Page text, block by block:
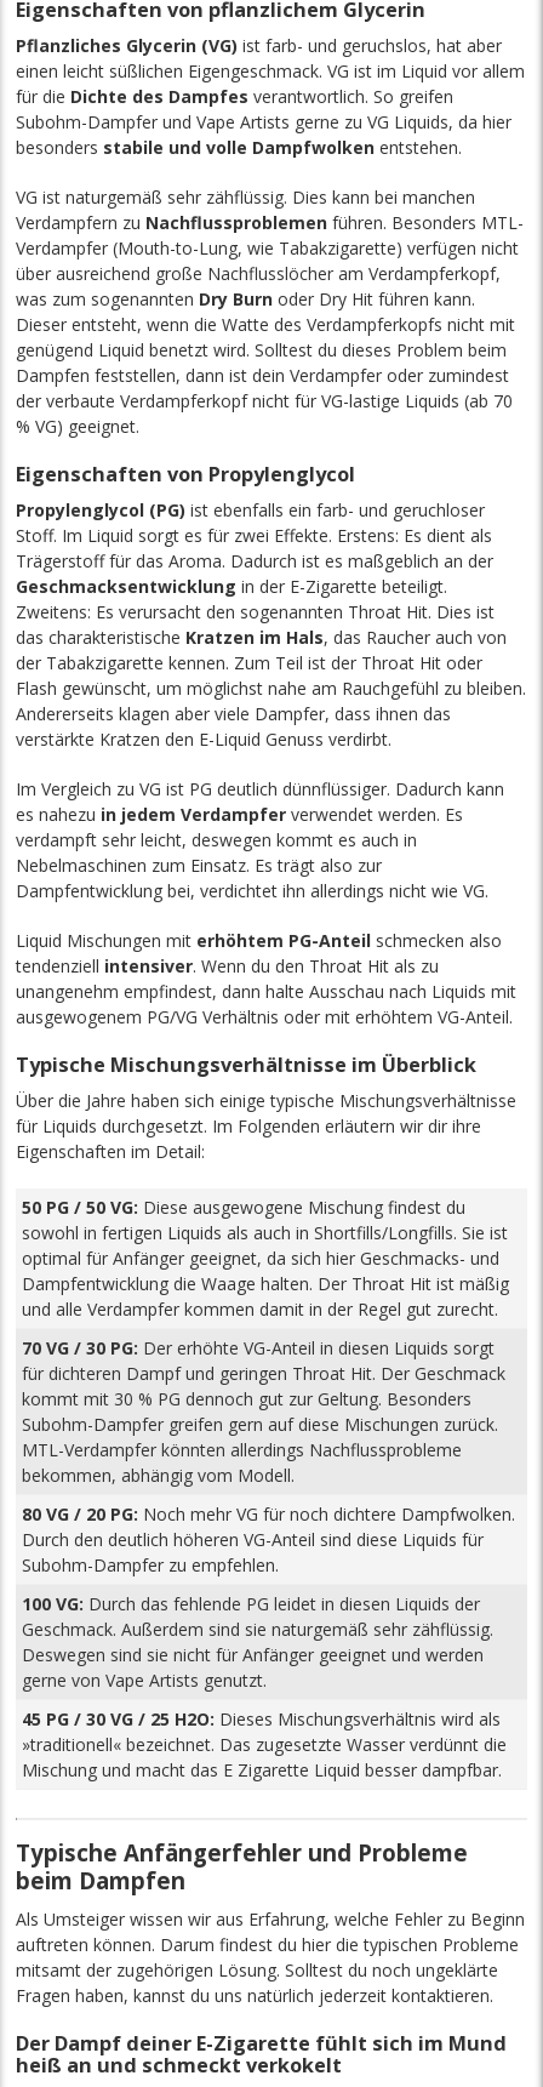
Eigenschaften von pflanzlichem Glycerin
Pflanzliches Glycerin (VG) ist farb- und geruchslos, hat aber
einen leicht süßlichen Eigengeschmack. VG ist im Liquid vor allem
für die Dichte des Dampfes verantwortlich. So greifen
Subohm-Dampfer und Vape Artists gerne zu VG Liquids, da hier
besonders stabile und volle Dampfwolken entstehen.
VG ist naturgemäß sehr zähflüssig. Dieskann bei manchen
Verdampfern zu Nachflussproblemen führen. Besonders MTL-
Verdampfer (Mouth-to-Lung, wie Tabakzigarette) verfügen nicht
über ausreichend große Nachflusslöcher am Verdampferkopf,
was zum sogenannten Dry Burn oder Dry Hit führen kann.
Dieser entsteht, wenn die Watte des Verdampferkopfs nicht mit
genügend Liquid benetzt wird. Solltest du dieses Problem beim
Dampfen feststellen, dann ist dein Verdampfer oder zumindest
der verbaute Verdampferkopf nicht für VG-lastige Liquids (ab 70
% VG) geeignet.
Eigenschaften von Propylenglycol
Propylenglycol (PG) ist ebenfalls ein farb- und geruchloser
Stoff. Im Liquid sorgt es für zwei Effekte. Erstens: Es dient als
Trägerstoff für das Aroma. Dadurch ist es maßgeblich an der
Geschmacksentwicklung in der E-Zigarette beteiligt.
Zweitens: Es verursacht den sogenannten Throat Hit. Dies ist
das charakteristische Kratzen im Hals, das Raucher auch von
der Tabakzigarette kennen. Zum Teil ist der Throat Hit oder
Flash gewünscht, um möglichst nahe am Rauchgefühl zu bleiben.
Andererseits klagen aber viele Dampfer, dass ihnen das
verstärkte Kratzen den E-Liquid Genuss verdirbt.
Im Vergleich zu VG ist PG deutlich dünnflüssiger. Dadurch kann
es nahezu in jedem Verdampfer verwendet werden. Es
verdampft sehr leicht, deswegen kommt es auch in
Nebelmaschinen zum Einsatz. Es trägt also zur
Dampfentwicklung bei, verdichtet ihn allerdings nicht wie VG.
Liquid Mischungen mit erhöhtem PG-Anteil schmecken also
tendenziell intensiver. Wenn du den Throat Hit als zu
unangenehm empfindest, dann halte Ausschau nach Liquids mit
ausgewogenem PG/VG Verhältnis oder mit erhöhtem VG-Anteil.
Typische Mischungsverhältnisse im Überblick
Über die Jahre haben sich einige typische Mischungsverhältnisse
für Liquids durchgesetzt. Im Folgenden erläutern wir dir ihre
Eigenschaften im Detail:
50 PG / 50 VG: Diese ausgewogene Mischung findest du
sowohl in fertigen Liquids als auch in Shortfills/Longfills. Sie ist
optimal für Anfänger geeignet, da sich hier Geschmacks- und
Dampfentwicklung die Waage halten. Der Throat Hit ist mäßig
und alle Verdampfer kommen damit in der Regel gut zurecht.
70 VG / 30 PG: Der erhöhte VG-Anteil in diesen Liquids sorgt
für dichteren Dampf und geringen Throat Hit. Der Geschmack
kommt mit 30 % PG dennoch gut zur Geltung. Besonders
Subohm-Dampfer greifen gern auf diese Mischungen zurück.
MTL-Verdampfer könnten allerdings Nachflussprobleme
bekommen, abhängig vom Modell.
80 VG / 20 PG: Noch mehr VG für noch dichtere Dampfwolken.
Durch den deutlich höheren VG-Anteil sind diese Liquids für
Subohm-Dampfer zu empfehlen.
100 VG: Durch das fehlende PG leidet in diesen Liquids der
Geschmack. Außerdem sind sie naturgemäß sehr zähflüssig.
Deswegen sind sie nicht für Anfänger geeignet und werden
gerne von Vape Artists genutzt.
45 PG / 30 VG / 25 H2O: Dieses Mischungsverhältnis wird als
»traditionell« bezeichnet. Das zugesetzte Wasser verdünnt die
Mischung und macht das E Zigarette Liquid besser dampfbar.
Typische Anfängerfehler und Probleme
beim Dampfen
Als Umsteiger wissen wir aus Erfahrung, welche Fehler zu Beginn
auftreten können. Darum findest du hier die typischen Probleme
mitsamt der zugehörigen Lösung. Solltest du noch ungeklärte
Fragen haben, kannst du uns natürlich jederzeit kontaktieren.
Der Dampf deiner E-Zigarette fühlt sich im Mund
heiß an und schmeckt verkokelt